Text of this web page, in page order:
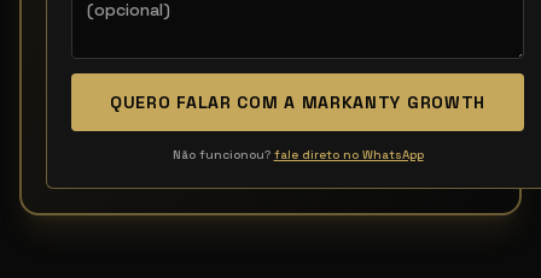
QUERO FALAR COM A MARKANTY GROWTH
Não funcionou? fale direto no WhatsApp